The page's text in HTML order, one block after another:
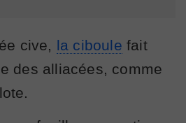
cive, la ciboule fait
des alliacées, comme